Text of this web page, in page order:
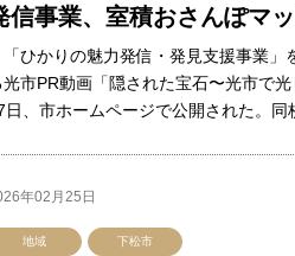
信事業、室積おさんぽマ
ひかりの魅力発信・発見支援事業」
光市PR動画「隠された宝石〜光市で
日、市ホームページで公開された。同
年02月25日
地域 下松市